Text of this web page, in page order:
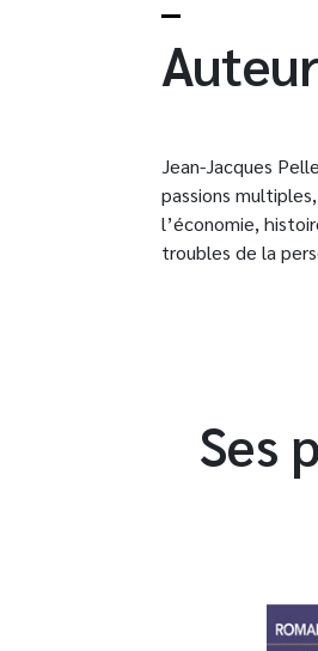
Auteur
Jean-Jacques
passions
l’économie,
troubles de la
Ses